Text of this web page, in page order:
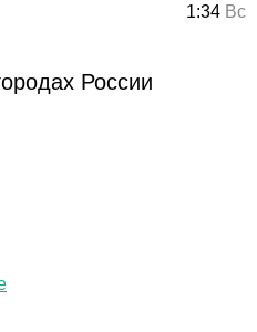
1:34 Вс
России